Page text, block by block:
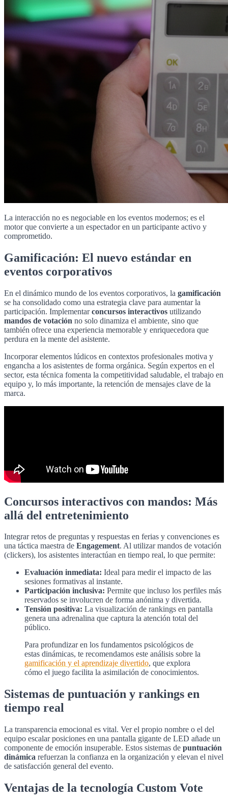
La interacción no es negociable en los eventos modernos; es el
motor que convierte a un espectador en un participante activo y
comprometido.
Gamificación: El nuevo estándar en
eventos corporativos
En el dinámico mundo de los eventos corporativos, la gamificación
se ha consolidado como una estrategia clave para aumentar la
participación. Implementarconcursos interactivos utilizando
mandos de votación no solo dinamiza el ambiente, sino que
también ofrece una experiencia memorable y enriquecedora que
perdura en la mente del asistente.
Incorporar elementos lúdicos en contextos profesionales motiva y
engancha a los asistentes de forma orgánica. Según expertos en el
sector, esta técnica fomenta la competitividad saludable, el trabajo en
equipo y, lo más importante, la retención de mensajes clave de la
marca.
Concursos interactivos con mandos: Más
allá del entretenimiento
Integrar retos de preguntas y respuestas en ferias y convenciones es
una táctica maestra de Engagement. Al utilizar mandos de votación
(clickers), los asistentes interactúan en tiempo real, lo que permite:
Evaluación inmediata: Ideal para medir el impacto de las
sesiones formativas al instante.
Participación inclusiva: Permite que incluso los perfiles más
reservados se involucren de forma anónima y divertida.
Tensión positiva: La visualización de rankings en pantalla
genera una adrenalina que captura la atención total del
público.
Para profundizar en los fundamentos psicológicos de
estas dinámicas, te recomendamos este análisis sobre la
gamificación y el aprendizaje divertido, que explora
cómo el juego facilita la asimilación de conocimientos.
Sistemas de puntuación y rankings en
tiempo real
La transparencia emocional es vital. Ver el propio nombre o el del
equipo escalar posiciones en una pantalla gigante de LED añade un
componente de emoción insuperable. Estos sistemas de puntuación
dinámica refuerzan la confianza en la organización y elevan el nivel
de satisfacción general del evento.
Ventajas de la tecnología Custom Vote